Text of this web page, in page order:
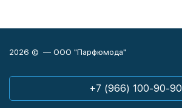
2026 © — ООО "Парфюмода"
+7 (966) 100-90-90